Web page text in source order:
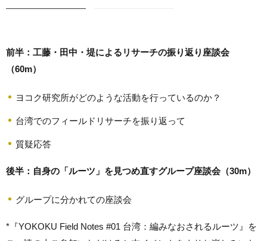
前半：工藤・田中・堤によるリサーチの振り返り座談会
（60m）
ヨコク研究所がどのような活動を行っているのか？
台湾でのフィールドリサーチを振り返って
質疑応答
後半：自身の「ルーツ」を見つめ直すグループ座談会（30m）
グループに分かれての座談会
*『YOKOKU Field Notes #01 台湾：編みなおされるルーツ』を